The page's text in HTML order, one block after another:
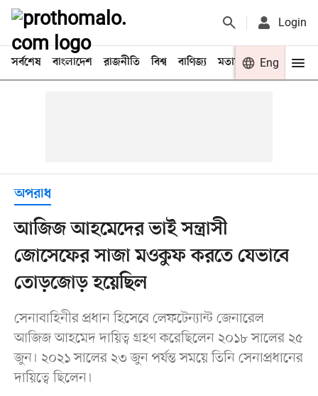
Login
সর্বশেষ বাংলাদেশ রাজনীতি বিশ্ব বাণিজ্য মতামত খেলা
Eng
অপরাধ
আজিজ আহমেদের ভাই সন্ত্রাসী
জোসেফের সাজা মওকুফ করতে যেভাবে
তোড়জোড় হয়েছিল
সেনাবাহিনীর প্রধান হিসেবে লেফটেন্যান্ট জেনারেল
আজিজ আহমেদ দায়িত্ব গ্রহণ করেছিলেন ২০১৮ সালের ২৫
জুন। ২০২১ সালের ২৩ জুন পর্যন্ত সময়ে তিনি সেনাপ্রধানের
দায়িত্বে ছিলেন।